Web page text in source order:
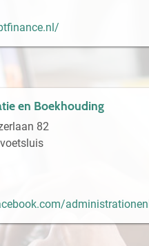
en Boekhouding
82